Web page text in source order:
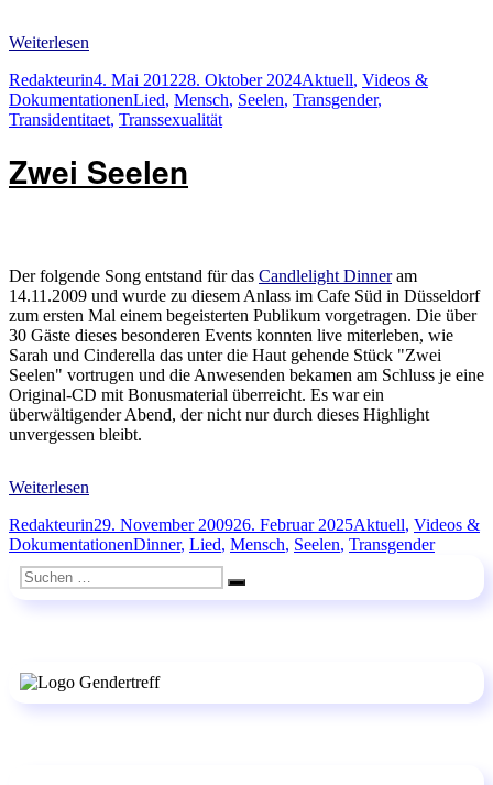
Weiterlesen
Autor
RedakteurinVeröffentlicht
am
4. Mai 201228. Oktober 2024Kategorien
Aktuell, Videos &
DokumentationenSchlagwörter
Lied, Mensch, Seelen, Transgender,
Transidentitaet, Transsexualität
Zwei Seelen
Der folgende Song entstand für das Candlelight Dinneram
14.11.2009 und wurde zu diesem Anlass im Cafe Süd in Düsseldorf
zum ersten Mal einem begeisterten Publikum vorgetragen. Die über
30 Gäste dieses besonderen Events konnten live miterleben, wie
Sarah und Cinderella das unter die Haut gehende Stück "Zwei
Seelen" vortrugen und die Anwesenden bekamen am Schluss je eine
Original-CD mit Bonusmaterial überreicht. Es war ein
überwältigender Abend, der nicht nur durch dieses Highlight
unvergessen bleibt.
Weiterlesen
Autor
RedakteurinVeröffentlicht
am
29. November 200926. Februar 2025Kategorien
Aktuell, Videos &
DokumentationenSchlagwörter
Dinner, Lied, Mensch, Seelen, Transgender
Suchen
nach:
Suchen